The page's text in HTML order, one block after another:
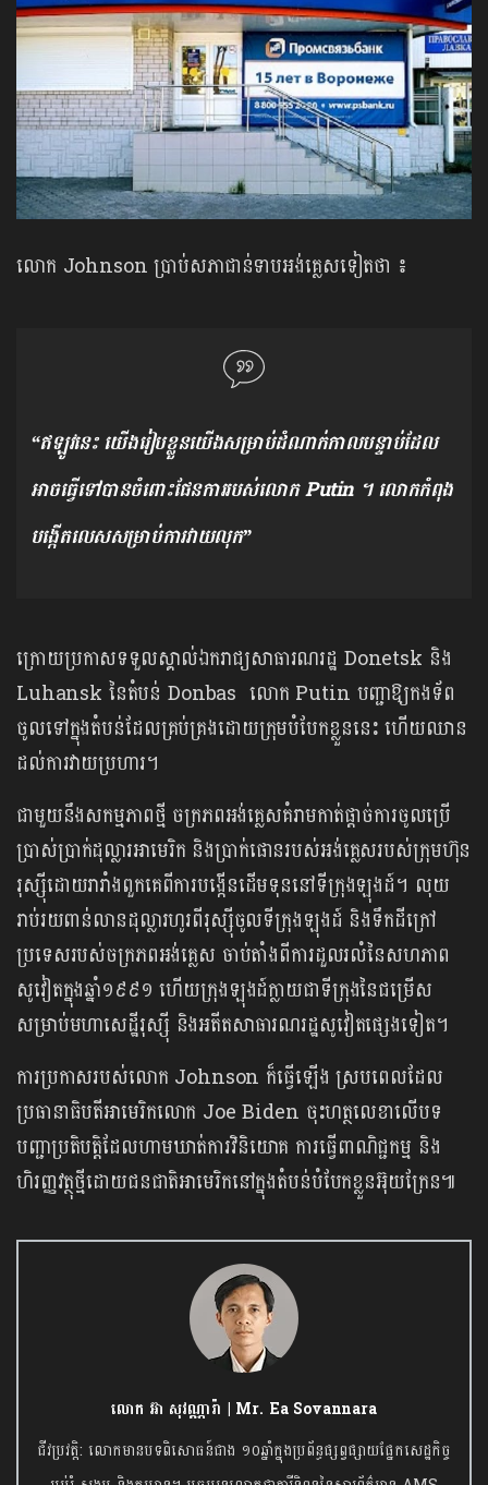
​លោក Johnson ​​​ប្រាប់​​សភា​ជាន់​ទាប​​អង់គ្លេស​ទៀត​ថា ​៖​ ​
“ឥឡូវ​នេះ​ យើង​រៀប​ខ្លួន​យើង​សម្រាប់​ដំណាក់​កាល​បន្ទាប់​ដែល​
អាច​ធ្វើ​ទៅ​បាន​ចំពោះ​ផែនការ​របស់​លោក​​ Putin ​។​ លោក​កំពុង​
បង្កើត​លេស​សម្រាប់​ការ​វាយ​លុក​​​”
ក្រោយ​ប្រកាស​ទទួល​ស្គាល់​ឯករាជ្យ​​សាធារណ​រដ្ឋ​ Donetsk ​និង​
Luhansk នៃ​តំបន់​ Donbas ​លោក​ Putin ​​បញ្ជា​ឱ្យ​កង​ទ័ព​
ចូល​ទៅ​ក្នុង​តំបន់​ដែល​គ្រប់​គ្រង​ដោយ​ក្រុម​បំបែក​ខ្លួន​នេះ​ ​ហើយឈាន
ដល់ការវាយប្រហារ។
ជាមួយនឹង​សកម្មភាព​ថ្មី​ ចក្រភព​​អង់គ្លេស​​​គំរា​​ម​កាត់​ផ្តាច់កា​រចូល​ប្រើ
ប្រា​ស់​ប្រាក់​ដុល្លារ​អាមេរិក​ និង​ប្រាក់​ផោន​របស់​អង់គ្លេស​របស់​ក្រុម​ហ៊ុន​
រុស្ស៊ី​​ដោយ​រារាំង​ពួក​គេ​ពី​ការ​បង្កើន​ដើម​ទុន​នៅ​ទីក្រុង​ឡុងដ៍​។​ លុយ​
រាប់​រយ​ពាន់​លាន​ដុល្លារ​​ហូរ​ពី​​​រុស្ស៊ី​​ចូល​​ទីក្រុង​ឡុងដ៍​ និង​ទឹក​ដី​ក្រៅ​
ប្រទេស​របស់​ចក្រភព​អង់គ្លេស​ ចាប់​តាំង​ពី​ការ​ដួល​រលំ​នៃ​សហភាព​
សូវៀត​ក្នុង​ឆ្នាំ​១៩៩១ ​ហើយ​​ក្រុង​ឡុងដ៍​​ក្លាយ​ជា​​ទីក្រុង​​នៃ​ជម្រើស​
សម្រាប់​មហា​សេដ្ឋីរុ​ស្ស៊ី​ និង​អតីត​សាធារណរដ្ឋ​សូវៀត​ផ្សេង​ទៀត​។​ ​
ការ​ប្រកាស​របស់​លោក​ Johnson ​ក៏​ធ្វើ​ឡើង​ ស្រប​ពេល​ដែល​
ប្រធានាធិបតី​អាមេរិក​លោក​ Joe Biden ​​ចុះ​ហត្ថលេខាលើ​​បទ​
បញ្ជា​ប្រតិបត្តិ​ដែល​ហាម​ឃាត់​ការ​វិនិយោគ​ ការ​ធ្វើ​ពាណិជ្ជ​កម្ម​ និង​
ហិរញ្ញ​វត្ថុ​ថ្មី​ដោយជ​ន​ជាតិ​អាមេរិក​នៅ​ក្នុង​តំបន់​​បំបែក​ខ្លួន​អ៊ុយក្រែន​៕
លោក អ៊ា សុវណ្ណារ៉ា | Mr. Ea Sovannara
ជីវប្រវត្តិ: លោកមានបទពិសោធន៍ជាង ១០ឆ្នាំក្នុងប្រព័ន្ធផ្សព្វផ្សាយផ្នែកសេដ្ឋកិច្ច